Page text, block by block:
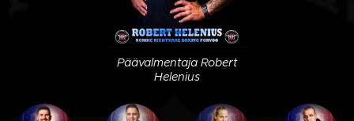
Päävalmentaja Robert
Helenius